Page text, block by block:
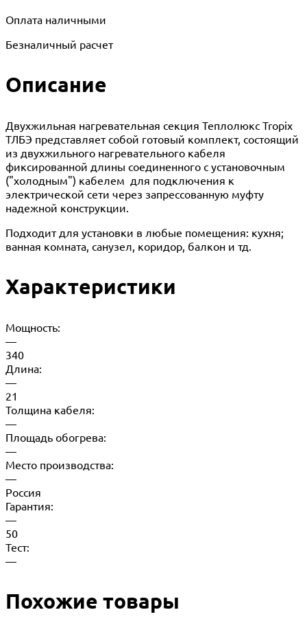
Оплата наличными
Безналичный расчет
Описание
Двухжильная нагревательная секция Теплолюкс Tropix
ТЛБЭ представляет собой готовый комплект, состоящий
из двухжильного нагревательного кабеля
фиксированной длины соединенного с установочным
("холодным") кабелем для подключения к
электрической сети через запрессованную муфту
надежной конструкции.
Подходит для установки в любые помещения: кухня;
ванная комната, санузел, коридор, балкон и тд.
Характеристики
Мощность:
—
340
Длина:
—
21
Толщина кабеля:
—
Площадь обогрева:
—
Место производства:
—
Россия
Гарантия:
—
50
Тест:
—
Похожие товары